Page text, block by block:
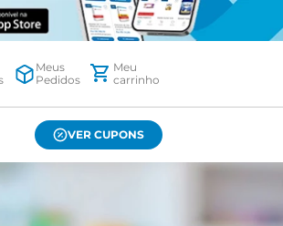
Meus
Pedidos
VER CUPONS